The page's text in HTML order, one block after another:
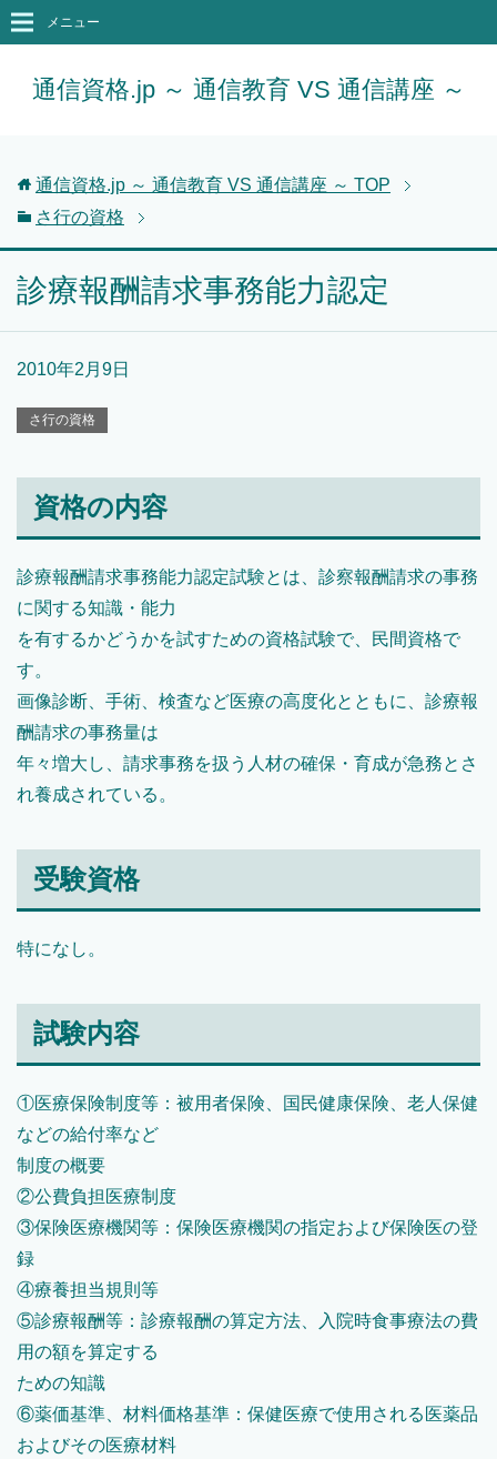
通信資格.jp ～ 通信教育 VS 通信講座 ～
メニュー
通信資格.jp ～ 通信教育 VS 通信講座 ～ TOP
さ行の資格
診療報酬請求事務能力認定
2010年2月9日
さ行の資格
資格の内容
診療報酬請求事務能力認定試験とは、診察報酬請求の事務
に関する知識・能力
を有するかどうかを試すための資格試験で、民間資格で
す。
画像診断、手術、検査など医療の高度化とともに、診療報
酬請求の事務量は
年々増大し、請求事務を扱う人材の確保・育成が急務とさ
れ養成されている。
受験資格
特になし。
試験内容
①医療保険制度等：被用者保険、国民健康保険、老人保健
などの給付率など
制度の概要
②公費負担医療制度
③保険医療機関等：保険医療機関の指定および保険医の登
録
④療養担当規則等
⑤診療報酬等：診療報酬の算定方法、入院時食事療法の費
用の額を算定する
ための知識
⑥薬価基準、材料価格基準：保健医療で使用される医薬品
およびその医療材料